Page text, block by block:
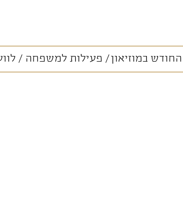
החודש במוזיאון פעילות למשפחה